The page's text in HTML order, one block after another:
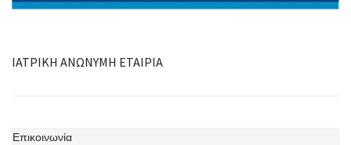
ΙΑΤΡΙΚΗ ΑΝΩΝΥΜΗ ΕΤΑΙΡΙΑ
Επικοινωνία